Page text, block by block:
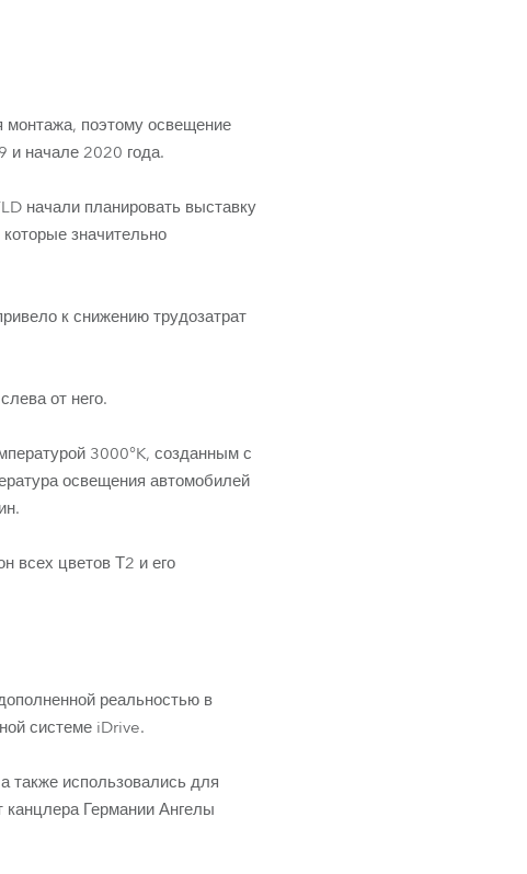
монтажа, поэтому освещение
и начале 2020 года.
начали планировать выставку
значительно
к снижению трудозатрат
от него.
3000°K, созданным с
освещения автомобилей
всех цветов Т2 и его
реальностью в
системе iDrive.
использовались для
канцлера Германии Ангелы